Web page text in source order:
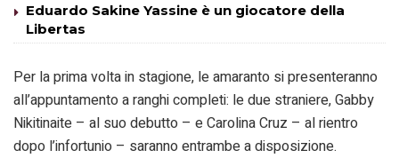
Eduardo Sakine Yassine è un giocatore della
Libertas
Per la prima volta in stagione, le amaranto si presenteranno
all’appuntamento a ranghi completi: le due straniere, Gabby
Nikitinaite – al suo debutto – e Carolina Cruz – al rientro
dopo l’infortunio – saranno entrambe a disposizione.